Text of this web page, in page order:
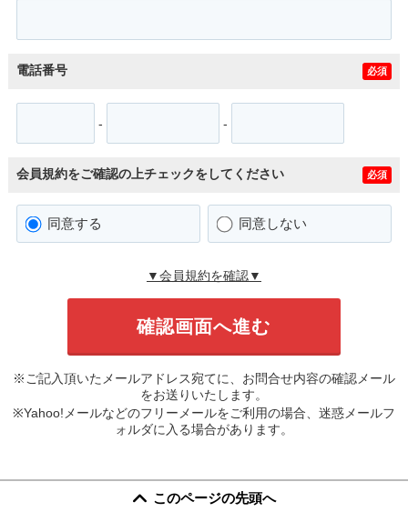
電話番号 必須
- -
会員規約をご確認の上チェックをしてください 必須
同意する 同意しない
▼会員規約を確認▼
※ご記入頂いたメールアドレス宛てに、お問合せ内容の確認メール
をお送りいたします。
※Yahoo!メールなどのフリーメールをご利用の場合、迷惑メールフ
ォルダに入る場合があります。
このページの先頭へ